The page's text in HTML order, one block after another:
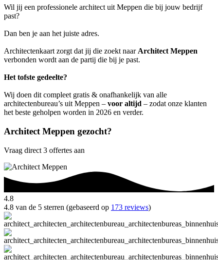
Wil jij een professionele architect uit Meppen die bij jouw bedrijf
past?
Dan ben je aan het juiste adres.
Architectenkaart zorgt dat jij die zoekt naar Architect Meppen
verbonden wordt aan de partij die bij je past.
Het tofste gedeelte?
Wij doen dit compleet gratis & onafhankelijk van alle
architectenbureau’s uit Meppen – voor altijd – zodat onze klanten
het beste geholpen worden in 2026 en verder.
Architect Meppen gezocht?
Vraag direct 3 offertes aan
4.8
4.8 van de 5 sterren (gebaseerd op 173 reviews)